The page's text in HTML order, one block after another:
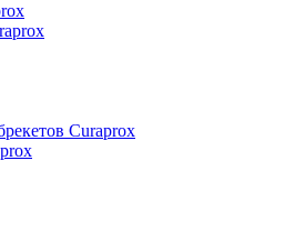
Curaprox